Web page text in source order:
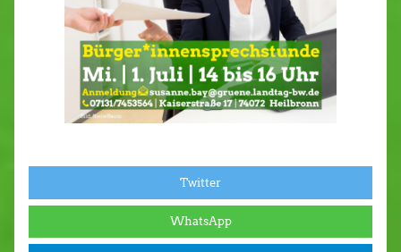
Twitter
WhatsApp